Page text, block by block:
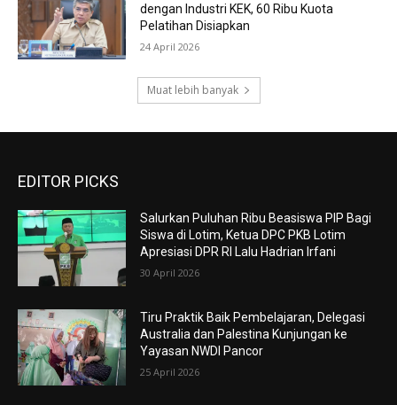
dengan Industri KEK, 60 Ribu Kuota
Pelatihan Disiapkan
24 April 2026
Muat lebih banyak
EDITOR PICKS
Salurkan Puluhan Ribu Beasiswa PIP Bagi
Siswa di Lotim, Ketua DPC PKB Lotim
Apresiasi DPR RI Lalu Hadrian Irfani
30 April 2026
Tiru Praktik Baik Pembelajaran, Delegasi
Australia dan Palestina Kunjungan ke
Yayasan NWDI Pancor
25 April 2026